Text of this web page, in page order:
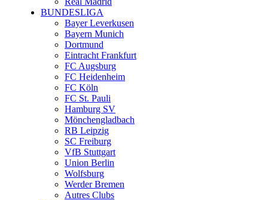
BUNDESLIGA
Bayer Leverkusen
Bayern Munich
Dortmund
Eintracht Frankfurt
FC Augsburg
FC Heidenheim
FC Köln
FC St. Pauli
Hamburg SV
Mönchengladbach
RB Leipzig
SC Freiburg
VfB Stuttgart
Union Berlin
Wolfsburg
Werder Bremen
Autres Clubs